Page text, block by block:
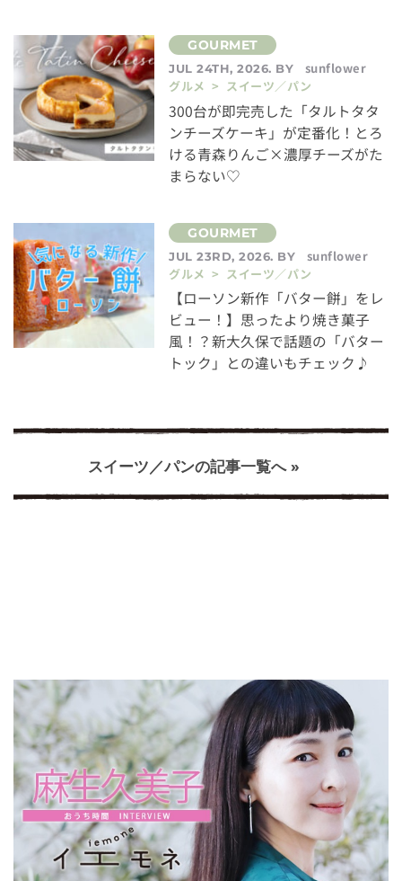
JUL 24TH, 2026. BY
sunflower
グルメ > スイーツ／パン
300台が即完売した「タルトタタ
ンチーズケーキ」が定番化！とろ
ける青森りんご×濃厚チーズがた
まらない♡
JUL 23RD, 2026. BY
sunflower
グルメ > スイーツ／パン
【ローソン新作「バター餅」をレ
ビュー！】思ったより焼き菓子
風！？新大久保で話題の「バター
トック」との違いもチェック♪
スイーツ／パンの記事一覧へ »